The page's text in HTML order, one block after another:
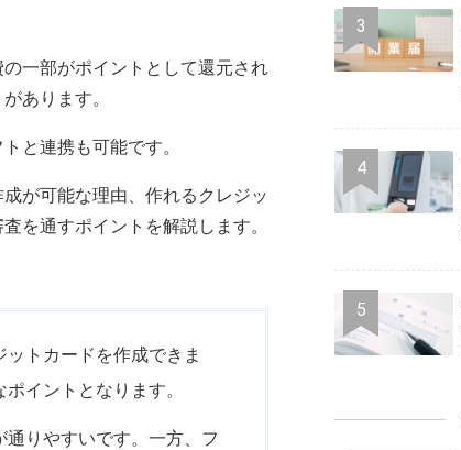
一部がポイントとして還元され
あります。
と連携も可能です。
が可能な理由、作れるクレジッ
を通すポイントを解説します。
トカードを作成できま
イントとなります。
りやすいです。一方、フ